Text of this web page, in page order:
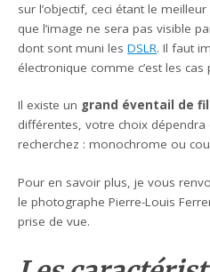
sur l’objectif, ceci étant le
que l’image ne sera pas visible
dont sont muni lesDSLR. Il faut
électronique comme c’est les
Il existe un grand éventail de
différentes, votre choix dépendra
recherchez : monochrome ou
Pour en savoir plus, je vous
le photographe Pierre-Louis
prise de vue.